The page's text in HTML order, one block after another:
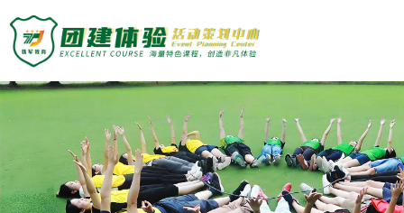
主题团建活动
主题团建系列
户外达人计划
匠人制作系列
音乐释压系列
定制化方案
团建基地